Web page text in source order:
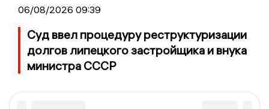
06/08/2026 09:39
Суд ввел процедуру реструктуризации
долгов липецкого застройщика и внука
министра СССР